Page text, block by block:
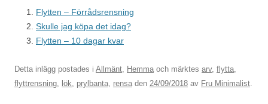
Flytten – Förrådsrensning
Skulle jag köpa det idag?
Flytten – 10 dagar kvar
Detta inlägg postades i Allmänt Hemma och märktes arv, flytta
flyttrensning
lök prylbanta rensa den 24/09/2018 av Fru Minimalist